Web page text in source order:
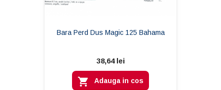
Bara Perd Dus Magic 125 Bahama
38,64 lei
 Adauga in cos